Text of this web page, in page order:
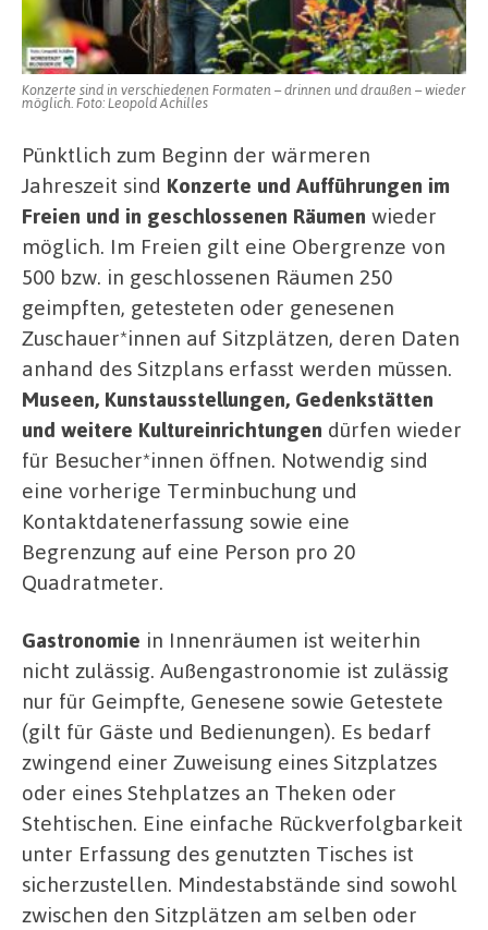
Konzerte sind in verschiedenen Formaten – drinnen und draußen – wieder
möglich. Foto: Leopold Achilles
Pünktlich zum Beginn der wärmeren
Jahreszeit sind Konzerte und Aufführungen im
Freien und in geschlossenen Räumen wieder
möglich. Im Freien gilt eine Obergrenze von
500 bzw. in geschlossenen Räumen 250
geimpften, getesteten oder genesenen
Zuschauer*innen auf Sitzplätzen, deren Daten
anhand des Sitzplans erfasst werden müssen.
Museen, Kunstausstellungen, Gedenkstätten
und weitere Kultureinrichtungen dürfen wieder
für Besucher*innen öffnen. Notwendig sind
eine vorherige Terminbuchung und
Kontaktdatenerfassung sowie eine
Begrenzung auf eine Person pro 20
Quadratmeter.
Gastronomie in Innenräumen ist weiterhin
nicht zulässig. Außengastronomie ist zulässig
nur für Geimpfte, Genesene sowie Getestete
(gilt für Gäste und Bedienungen). Es bedarf
zwingend einer Zuweisung eines Sitzplatzes
oder eines Stehplatzes an Theken oder
Stehtischen. Eine einfache Rückverfolgbarkeit
unter Erfassung des genutzten Tisches ist
sicherzustellen. Mindestabstände sind sowohl
zwischen den Sitzplätzen am selben oder